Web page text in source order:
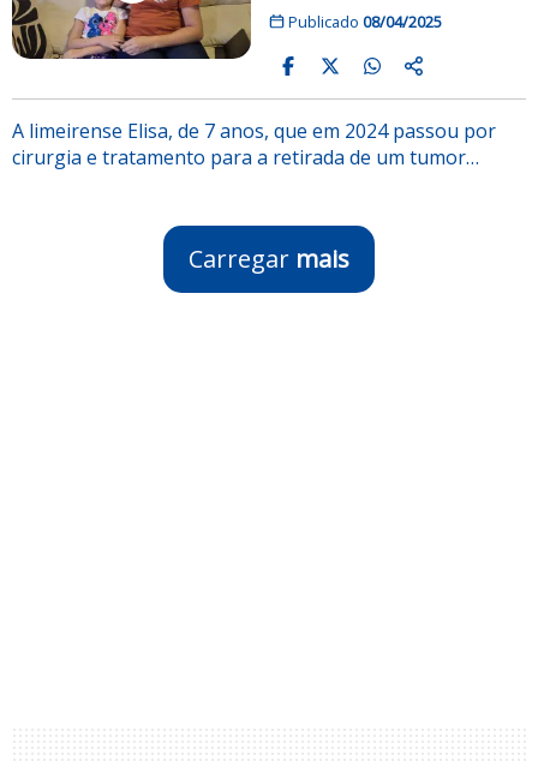
Publicado 08/04/2025
A limeirense Elisa, de 7 anos, que em 2024 passou por
cirurgia e tratamento para a retirada de um tumor…
Carregar mais